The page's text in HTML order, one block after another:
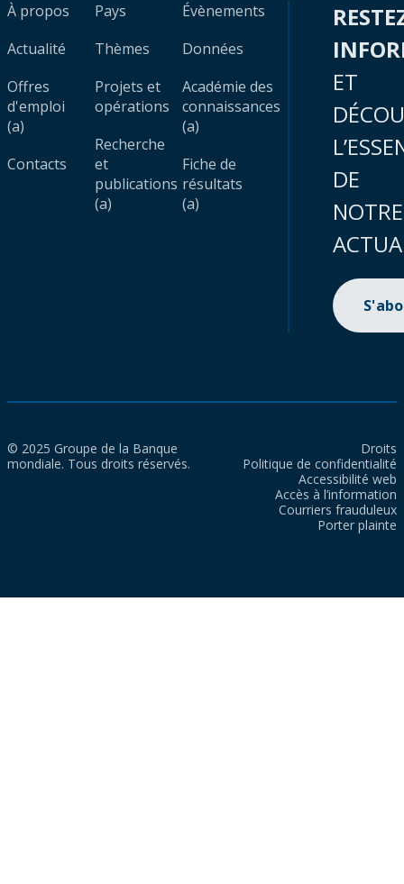
À propos
Actualité
Offres
d'emploi
(a)
Contacts
Pays
Thèmes
Projets et
opérations
Recherche
et
publications
(a)
Évènements
Données
Académie des
connaissances
(a)
Fiche de
résultats
(a)
ET
DE
NOTRE
© 2025 Groupe de la Banque
mondiale. Tous droits réservés.
Droits
Politique de confidentialité
Accessibilité web
Accès à l’information
Courriers frauduleux
Porter plainte